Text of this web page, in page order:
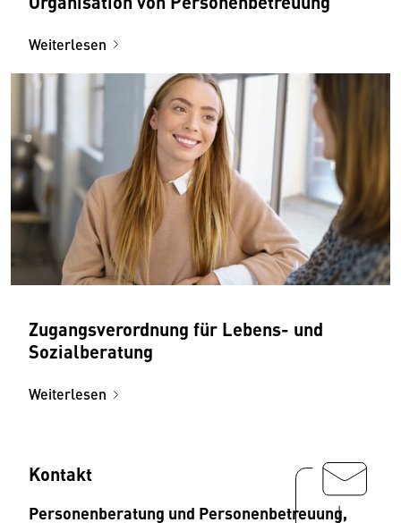
Weiterlesen
Zugangsverordnung für Lebens- und
Sozialberatung
Weiterlesen
Kontakt
Personenberatung und Personenbetreuung,